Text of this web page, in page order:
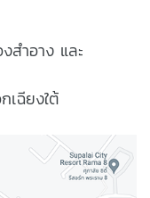
สำอาง และ
เฉียงใต้